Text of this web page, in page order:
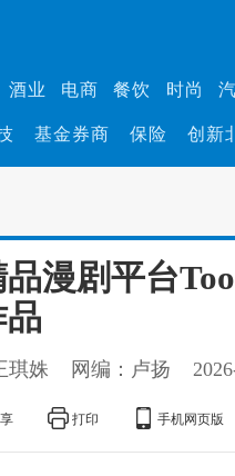
酒业 电商 餐饮 时尚
基金券商 保险 创新
漫剧平台
品
琪姝 网编：卢扬
打印 手机网页版